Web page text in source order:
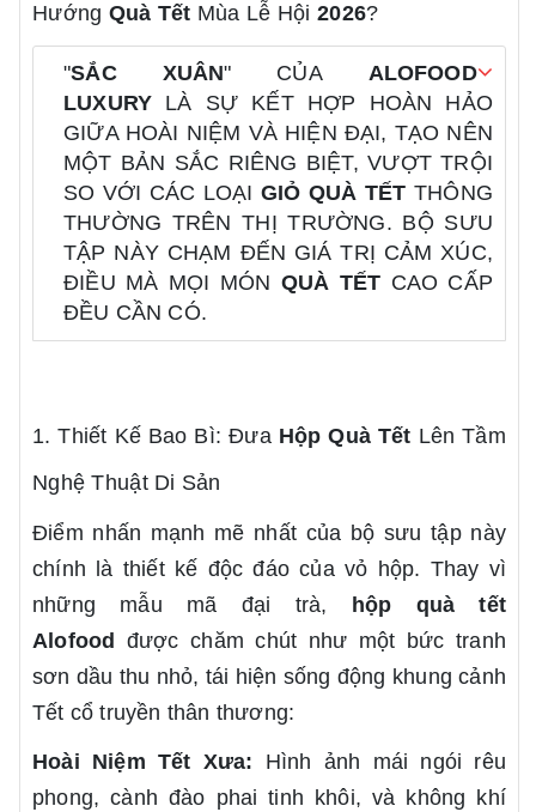
Hướng Quà Tết Mùa Lễ Hội2026?
"SẮC XUÂN" CỦA ALOFOOD
LUXURY LÀ SỰ KẾT HỢP HOÀN HẢO
GIỮA HOÀI NIỆM VÀ HIỆN ĐẠI, TẠO NÊN
MỘT BẢN SẮC RIÊNG BIỆT, VƯỢT TRỘI
SO VỚI CÁC LOẠIGIỎ QUÀ TẾT THÔNG
THƯỜNG TRÊN THỊ TRƯỜNG. BỘ SƯU
TẬP NÀY CHẠM ĐẾN GIÁ TRỊ CẢM XÚC,
ĐIỀU MÀ MỌI MÓN QUÀ TẾT CAO CẤP
ĐỀU CẦN CÓ.
1. Thiết Kế Bao Bì: Đưa Hộp Quà Tết Lên Tầm
Nghệ Thuật Di Sản
Điểm nhấn mạnh mẽ nhất của bộ sưu tập này
chính là thiết kế độc đáo của vỏ hộp. Thay vì
những mẫu mã đại trà,
hộp quà tết
Alofood
được chăm chút như một bức tranh
sơn dầu thu nhỏ, tái hiện sống động khung cảnh
Tết cổ truyền thân thương:
Hoài Niệm Tết Xưa: Hình ảnh mái ngói rêu
phong, cành đào phai tinh khôi, và không khí